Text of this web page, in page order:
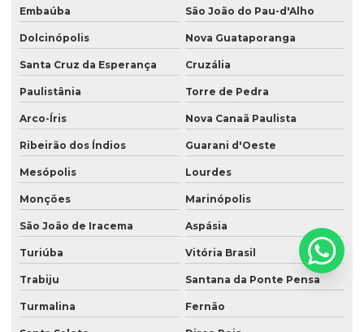
Embaúba São João do Pau-d'Alho
Dolcinópolis Nova Guataporanga
Santa Cruz da Esperança Cruzália
Paulistânia Torre de Pedra
Arco-Íris Nova Canaã Paulista
Ribeirão dos Índios Guarani d'Oeste
Mesópolis Lourdes
Monções Marinópolis
São João de Iracema Aspásia
Turiúba Vitória Brasil
Trabiju Santana da Ponte Pensa
Turmalina Fernão